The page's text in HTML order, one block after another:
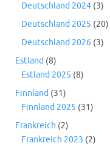
Deutschland 2024 (3)
Deutschland 2025 (20)
Deutschland 2026 (3)
Estland (8)
Estland 2025 (8)
Finnland (31)
Finnland 2025 (31)
Frankreich (2)
Frankreich 2023 (2)